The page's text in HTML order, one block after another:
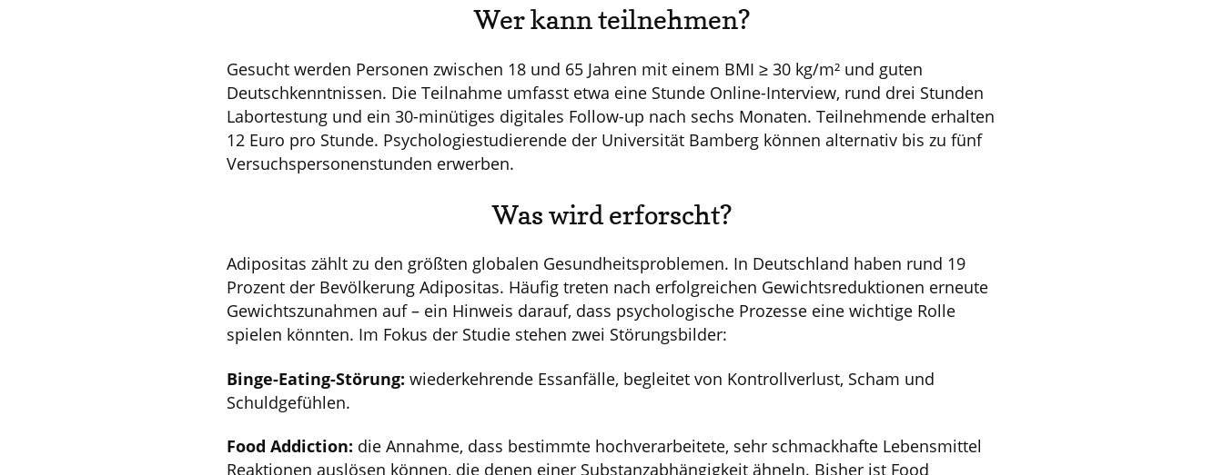
Wer kann teilnehmen?
Gesucht werden Personen zwischen 18 und 65 Jahren mit einem BMI ≥ 30 kg/m² und guten
Deutschkenntnissen. Die Teilnahme umfasst etwa eine Stunde Online-Interview, rund drei Stunden
Labortestung und ein 30-minütiges digitales Follow-up nach sechs Monaten. Teilnehmende erhalten
12 Euro pro Stunde. Psychologiestudierende der Universität Bamberg können alternativ bis zu fünf
Versuchspersonenstunden erwerben.
Was wird erforscht?
Adipositas zählt zu den größten globalen Gesundheitsproblemen. In Deutschland haben rund 19
Prozent der Bevölkerung Adipositas. Häufig treten nach erfolgreichen Gewichtsreduktionen erneute
Gewichtszunahmen auf – ein Hinweis darauf, dass psychologische Prozesse eine wichtige Rolle
spielen könnten. Im Fokus der Studie stehen zwei Störungsbilder:
Binge-Eating-Störung: wiederkehrende Essanfälle, begleitet von Kontrollverlust, Scham und
Schuldgefühlen.
Food Addiction: die Annahme, dass bestimmte hochverarbeitete, sehr schmackhafte Lebensmittel
Reaktionen auslösen können, die denen einer Substanzabhängigkeit ähneln. Bisher ist Food